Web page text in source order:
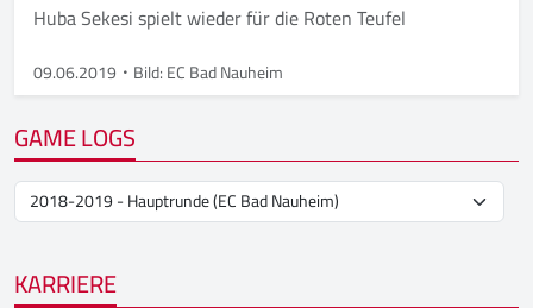
Huba Sekesi spielt wieder für die Roten Teufel
09.06.2019 Bild: EC Bad Nauheim
GAME LOGS
KARRIERE